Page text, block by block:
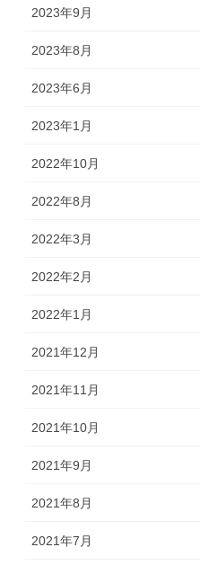
2023年9月
2023年8月
2023年6月
2023年1月
2022年10月
2022年8月
2022年3月
2022年2月
2022年1月
2021年12月
2021年11月
2021年10月
2021年9月
2021年8月
2021年7月